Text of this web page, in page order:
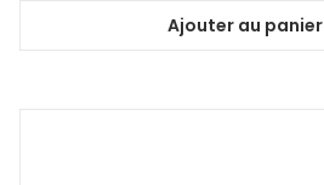
Ajouter au panier